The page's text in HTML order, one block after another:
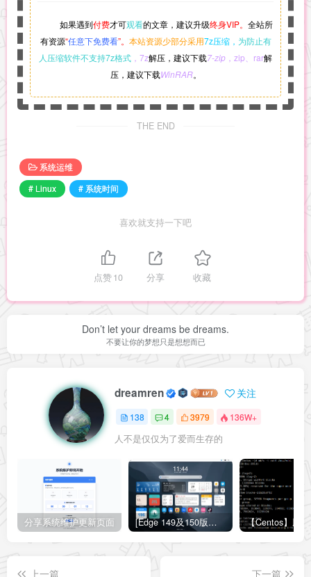
如果遇到付费才可观看的文章，建议升级终身VIP。 全站所
有资源“任意下免费看”。 本站资源少部分采用7z压缩， 为防止有
人压缩软件不支持7z格式 ，7z解压，建议下载7-zip ，zip、rar解
压，建议下载WinRAR。
THE END
系统运维
# Linux
# 系统时间
喜欢就支持一下吧
点赞10 分享 收藏
Don’t let your dreams be dreams.
不要让你的梦想只是想想而已
dreamren 关注
138 4 3979 136W+
人不是仅仅为了爱而生存的
分享系统维护更新页面 [Edge 149及150版本适用]怎么禁用Edge浏览器的圆角设计？Edge浏览器关闭圆角设计教程
上一篇 下一篇